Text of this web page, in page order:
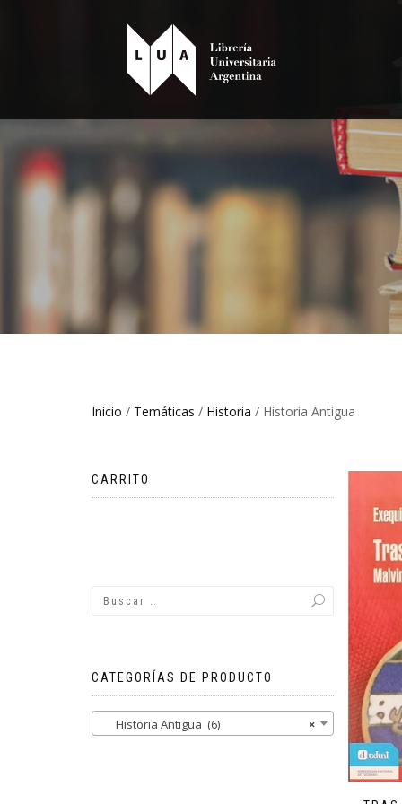
Inicio / Temáticas / Historia / Historia Antigua
CARRITO
CATEGORÍAS DE PRODUCTO
×
Historia Antigua (6)